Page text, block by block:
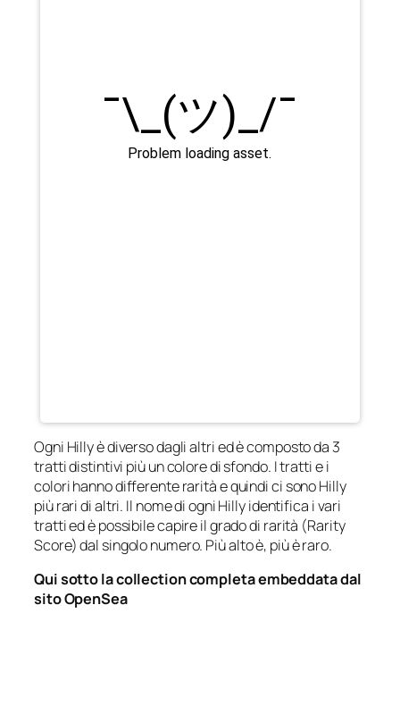
Ogni Hilly è diverso dagli altri ed è composto da 3
tratti distintivi più un colore di sfondo. I tratti e i
colori hanno differente rarità e quindi ci sono Hilly
più rari di altri. Il nome di ogni Hilly identifica i vari
tratti ed è possibile capire il grado di rarità (Rarity
Score) dal singolo numero. Più alto è, più è raro.
Qui sotto la collection completaembeddata dal
sito OpenSea